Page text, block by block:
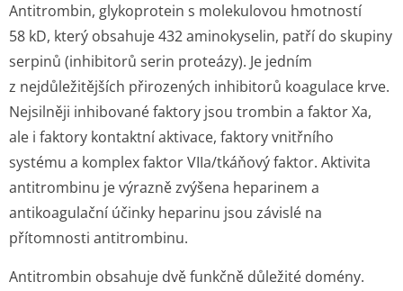
Antitrombin, glykoprotein s molekulovou hmotností
58 kD, který obsahuje 432 aminokyselin, patří do skupiny
serpinů (inhibitorů serin proteázy). Je jedním
z nejdůležitějších přirozených inhibitorů koagulace krve.
Nejsilněji inhibované faktory jsou trombin a faktor Xa,
ale i faktory kontaktní aktivace, faktory vnitřního
systému a komplex faktor VIIa/tkáňový faktor. Aktivita
antitrombinu je výrazně zvýšena heparinem a
antikoagulační účinky heparinu jsou závislé na
přítomnosti antitrombinu.
Antitrombin obsahuje dvě funkčně důležité domény.